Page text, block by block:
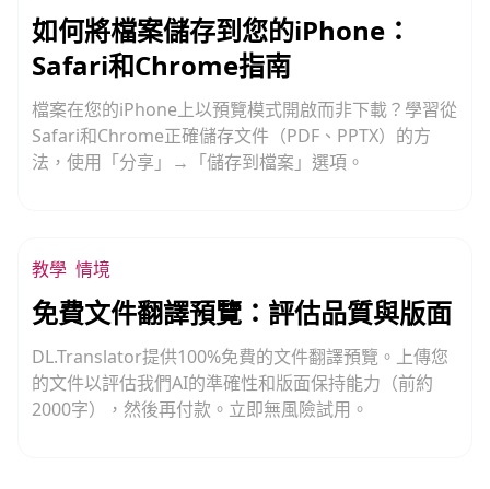
如何將檔案儲存到您的iPhone：
Safari和Chrome指南
檔案在您的iPhone上以預覽模式開啟而非下載？學習從
Safari和Chrome正確儲存文件（PDF、PPTX）的方
法，使用「分享」→「儲存到檔案」選項。
教學 情境
免費文件翻譯預覽：評估品質與版面
DL.Translator提供100%免費的文件翻譯預覽。上傳您
的文件以評估我們AI的準確性和版面保持能力（前約
2000字），然後再付款。立即無風險試用。